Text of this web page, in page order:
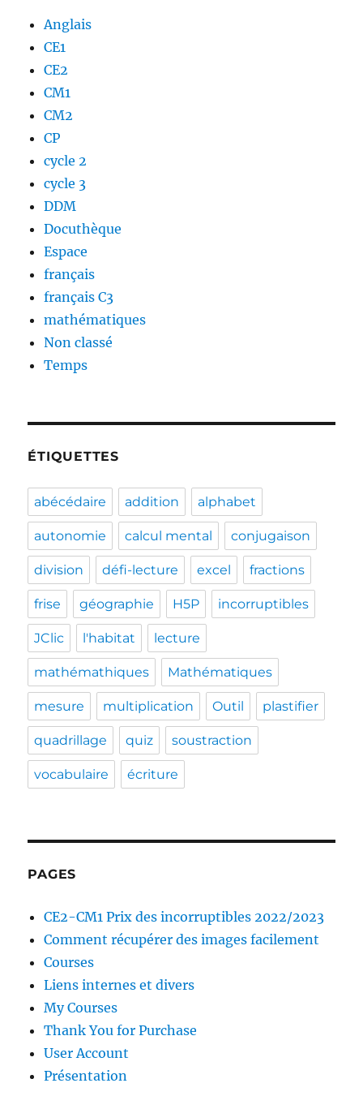
Anglais
CE1
CE2
CM1
CM2
CP
cycle 2
cycle 3
DDM
Docuthèque
Espace
français
français C3
mathématiques
Non classé
Temps
ÉTIQUETTES
abécédaire addition alphabet
autonomie calcul mental conjugaison
division défi-lecture excel fractions
frise géographie H5P incorruptibles
JClic l'habitat lecture
mathémathiques Mathématiques
mesure multiplication Outil plastifier
quadrillage quiz soustraction
vocabulaire écriture
PAGES
CE2-CM1 Prix des incorruptibles 2022/2023
Comment récupérer des images facilement
Courses
Liens internes et divers
My Courses
Thank You for Purchase
User Account
Présentation